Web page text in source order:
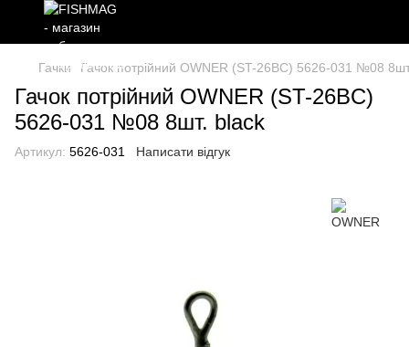
Гачки Гачок потрійний OWNER (ST-26BC) 5626-031 №08
Гачок потрійний OWNER (ST-26BC)
5626-031 №08 8шт. black
Артикул: 5626-031 Написати відгук